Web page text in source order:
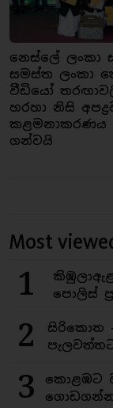
නෙස්ලේ ලංකා
සමස්ත ලංකා
වීඩියෝ
හරහා නිසි
කළමනාකරණය
ගන්වයි
Most
1
පොලිස්
2
සිරිකොත
3
කොළඹට